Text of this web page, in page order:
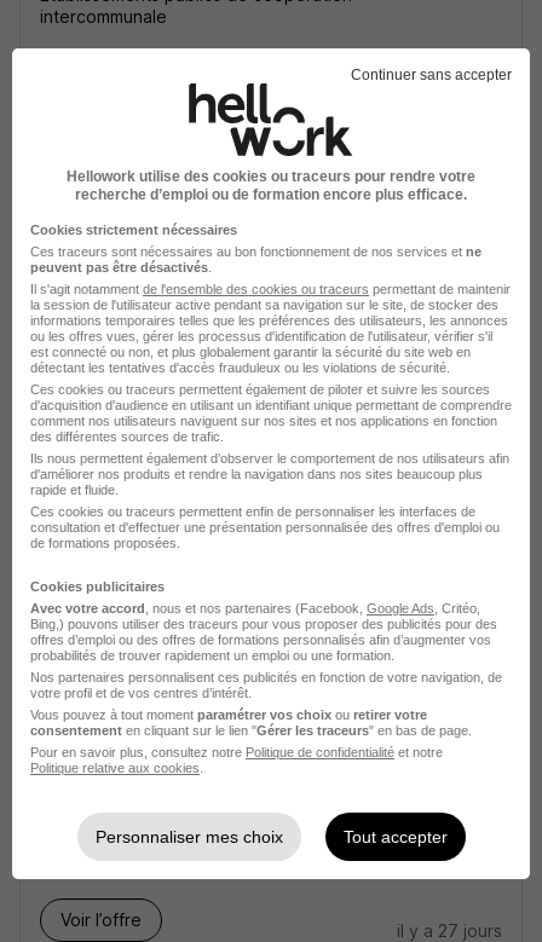
intercommunale
Agent Technique Polyvalent -
Communaute de Communes du
Pithiverais-Gatinais H/F
Etablissements publics de coopération
intercommunale
Puiseaux - 45 Fonctionnaire
Agent Technique Polyvalent H/F
Puiseaux - 45
Voir l’offre
il y a 27 jours
Continuer sans accepter
Hellowork utilise des cookies ou traceurs pour rendre votre
recherche d’emploi ou de formation encore plus efficace.
Cookies strictement nécessaires
Ces traceurs sont nécessaires au bon fonctionnement de nos services et ne
peuvent pas être désactivés
Il s'agit notamment de l'ensemble des cookies ou traceurs permettant de maintenir
la session de l'utilisateur active pendant sa navigation sur le site, de stocker des
informations temporaires telles que les préférences des utilisateurs, les annonces
ou les offres vues, gérer les processus d'identification de l'utilisateur, vérifier s'il
est connecté ou non, et plus globalement garantir la sécurité du site web en
détectant les tentatives d'accès frauduleux ou les violations de sécurité.
Ces cookies ou traceurs permettent également de piloter et suivre les sources
d'acquisition d'audience en utilisant un identifiant unique permettant de comprendre
comment nos utilisateurs naviguent sur nos sites et nos applications en fonction
des différentes sources de trafic.
Ils nous permettent également d’observer le comportement de nos utilisateurs afin
d'améliorer nos produits et rendre la navigation dans nos sites beaucoup plus
rapide et fluide.
Ces cookies ou traceurs permettent enfin de personnaliser les interfaces de
consultation et d'effectuer une présentation personnalisée des offres d'emploi ou
de formations proposées.
Cookies publicitaires
Avec votre accord , nous et nos partenaires (Facebook, Google Ads , Critéo,
Bing,) pouvons utiliser des traceurs pour vous proposer des publicités pour des
offres d’emploi ou des offres de formations personnalisés afin d’augmenter vos
probabilités de trouver rapidement un emploi ou une formation.
Nos partenaires personnalisent ces publicités en fonction de votre navigation, de
votre profil et de vos centres d’intérêt.
Vous pouvez à tout moment paramétrer vos choix ou retirer votre
consentement en cliquant sur le lien "Gérer les traceurs" en bas de page.
Pour en savoir plus, consultez notre Politique de confidentialité et notre
Politique relative aux cookies
Personnaliser mes choix Tout accepter